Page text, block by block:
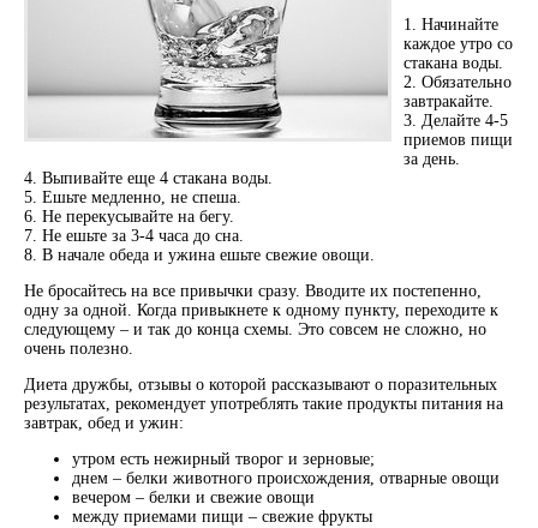
1. Начинайте
каждое утро со
стакана воды.
2. Обязательно
завтракайте.
3. Делайте 4-5
приемов пищи
за день.
4. Выпивайте еще 4 стакана воды.
5. Ешьте медленно, не спеша.
6. Не перекусывайте на бегу.
7. Не ешьте за 3-4 часа до сна.
8. В начале обеда и ужина ешьте свежие овощи.
Не бросайтесь на все привычки сразу. Вводите их постепенно,
одну за одной. Когда привыкнете к одному пункту, переходите к
следующему – и так до конца схемы. Это совсем не сложно, но
очень полезно.
Диета дружбы, отзывы о которой рассказывают о поразительных
результатах, рекомендует употреблять такие продукты питания на
завтрак, обед и ужин:
утром есть нежирный творог и зерновые;
днем – белки животного происхождения, отварные овощи
вечером – белки и свежие овощи
между приемами пищи – свежие фрукты